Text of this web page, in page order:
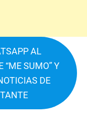
AL
SUMO” Y
DE